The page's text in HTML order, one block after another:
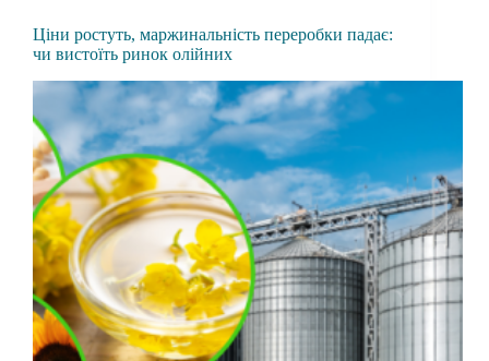
Ціни ростуть, маржинальність переробки падає:
чи вистоїть ринок олійних